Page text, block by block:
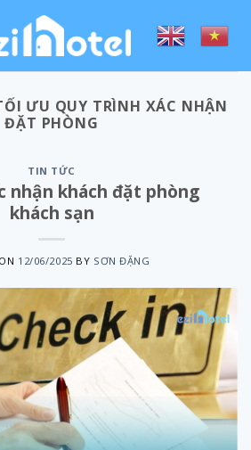
ƯU QUY TRÌNH XÁC NHẬN
ĐẶT PHÒNG
TIN TỨC
nhận khách đặt phòng
khách sạn
12/06/2025 BY SƠN ĐẶNG